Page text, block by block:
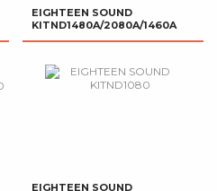
EIGHTEEN SOUND
KITND1480A/2080A/1460A
EIGHTEEN SOUND